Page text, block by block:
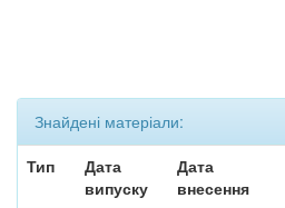
Знайдені матеріали:
Тип
Дата
випуску
Дата
внесення